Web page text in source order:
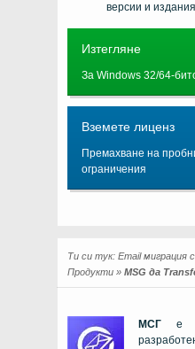
версии и
Изтегляне
За Windows 32/64-
Вземете лиценз
Премахване на
ограничения
Ти си тук: Email миграция
Продукти » MSG да
МСГ е